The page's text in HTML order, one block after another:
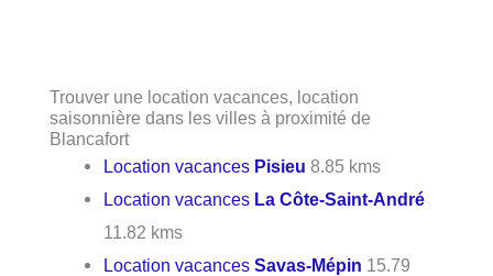
Trouver une location vacances, location
saisonnière dans les villes à proximité de
Blancafort
Location vacances Pisieu 8.85 kms
Location vacances La Côte-Saint-André
11.82 kms
Location vacancesSavas-Mépin 15.79